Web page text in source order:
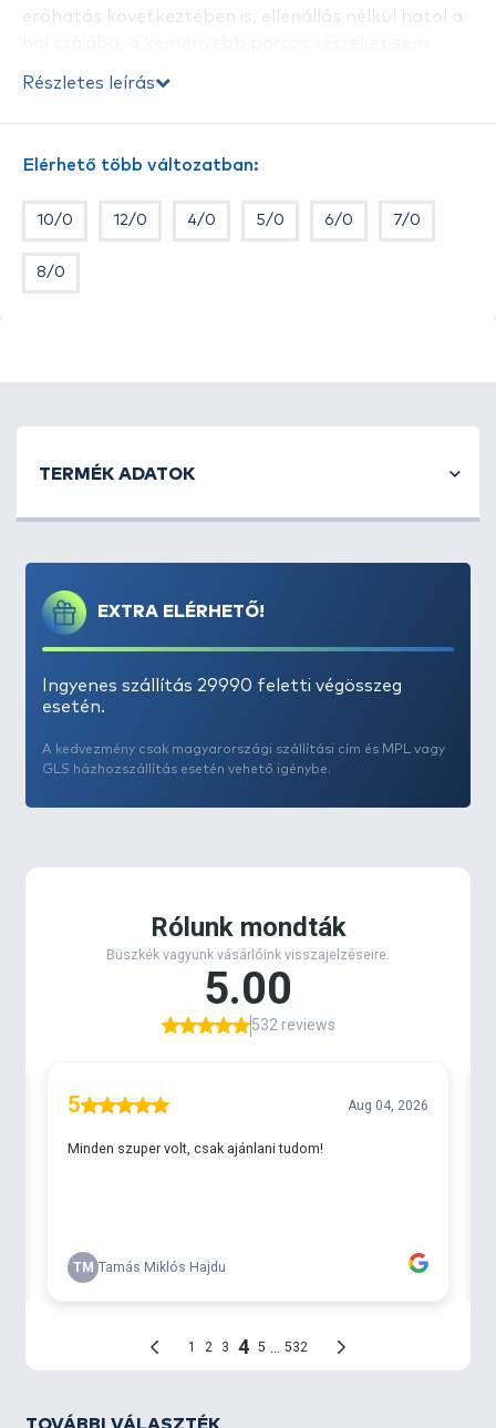
erőhatás következtében is, ellenállás nélkül hatol a
fűzért (lebegtetett kukoricát, bojlit, stb...) használó
5/0-tól 9/0-ig a harcsahorgászok kedvence. A horog
érdekében - síkjából enyhén kihajlított. A klasszikus
Részletes leírás
Elérhető több változatban:
10/0 12/0 4/0 5/0 6/0 7/0
8/0
EXTRA ELÉRHETŐ!
Ingyenes szállítás 29990 feletti végösszeg
esetén.
A kedvezmény csak magyarországi szállítási cím és MPL vagy
GLS házhozszállítás esetén vehető igénybe.
TERMÉK ADATOK